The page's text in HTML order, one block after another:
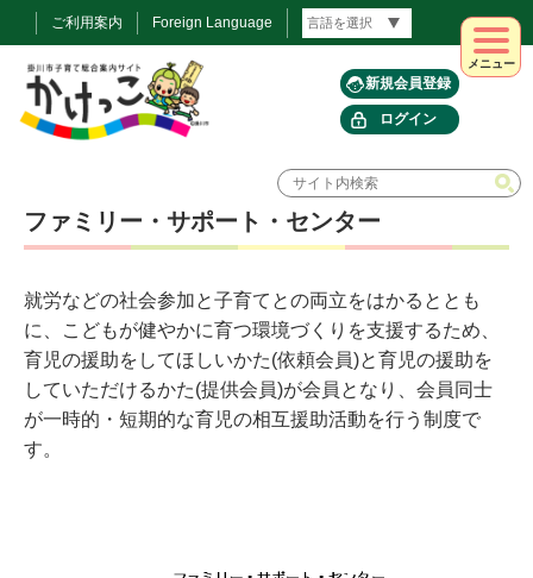
ご利用案内 Foreign Language
新規会員登録
ログイン
メニュー
ファミリー・サポート・センター
就労などの社会参加と子育てとの両立をはかるととも
に、こどもが健やかに育つ環境づくりを支援するため、
育児の援助をしてほしいかた(依頼会員)と育児の援助を
していただけるかた(提供会員)が会員となり、会員同士
が一時的・短期的な育児の相互援助活動を行う制度で
す。